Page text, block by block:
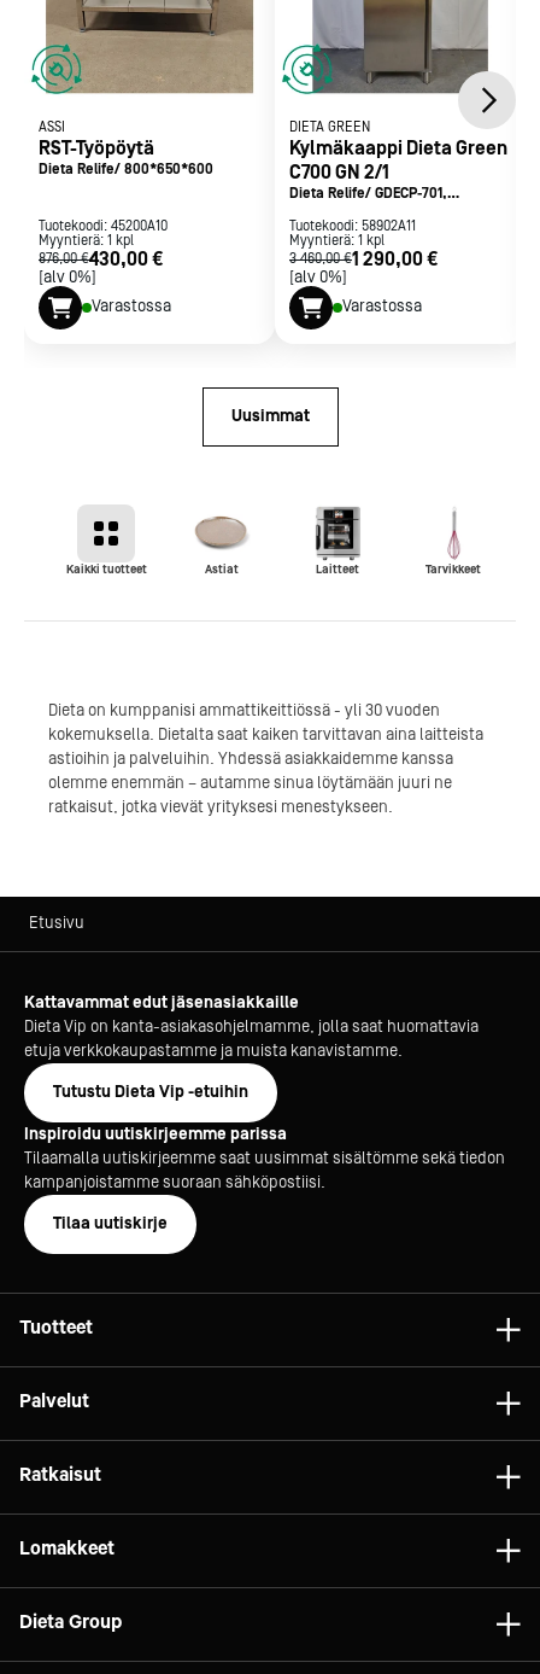
ASSI
RST-Työpöytä
Dieta Relife/ 800*650*600
Tuotekoodi: 45200A10
Myyntierä: 1 kpl
876,00 €430,00 €
[alv 0%]
Varastossa
DIETA GREEN
Kylmäkaappi Dieta Green
C700 GN 2/1
Dieta Relife/ GDECP-701,
Tuotekoodi: 58902A11
Myyntierä: 1 kpl
3 460,00 €1 290,00 €
[alv 0%]
Varastossa
Uusimmat
Kaikki tuotteet Astiat Laitteet Tarvikkeet
Dieta on kumppanisi ammattikeittiössä - yli 30 vuoden
kokemuksella. Dietalta saat kaiken tarvittavan aina laitteista
astioihin ja palveluihin. Yhdessä asiakkaidemme kanssa
olemme enemmän – autamme sinua löytämään juuri ne
ratkaisut, jotka vievät yrityksesi menestykseen.
Etusivu
Kattavammat edut jäsenasiakkaille
Dieta Vip on kanta-asiakasohjelmamme, jolla saat huomattavia
etuja verkkokaupastamme ja muista kanavistamme.
Tutustu Dieta Vip -etuihin
Inspiroidu uutiskirjeemme parissa
Tilaamalla uutiskirjeemme saat uusimmat sisältömme sekä tiedon
kampanjoistamme suoraan sähköpostiisi.
Tilaa uutiskirje
Tuotteet
Tarvikkeet
Vaunut ja kalusteet
Relife
Palvelut
Konsultointi
Dieta Relife
Dieta Service
Vuokraus
Ratkaisut
Marketit
Pizza
Lomakkeet
Tilaa huolto
Dieta Group